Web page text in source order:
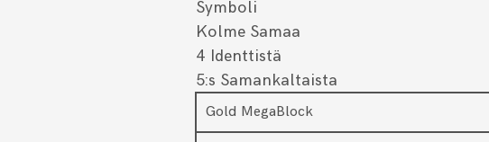
Symboli
Kolme Samaa
4 Identtistä
5:s Samankaltaista
Gold MegaBlock